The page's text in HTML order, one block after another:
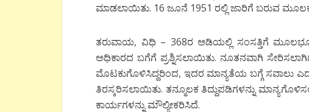
ಮಾಡಲಾಯಿತು. 16 ಜೂನೆ 1951 ರಲ್ಲಿ ಜಾರಿಗೆ ಬರುವ
ತರುವಾಯ, ವಿಧಿ – 368ರ ಅಡಿಯಲ್ಲಿ ಸಂಸತ್ತಿಗೆ
ಅಧಿಕಾರದ ಬಗೆಗೆ ಪ್ರಶ್ನಿಸಲಾಯಿತು. ನೂತನವಾಗಿ
ಮೊಟಕುಗೊಳಿಸಿದ್ದರಿಂದ, ಇದರ ಮಾನ್ಯತೆಯ ಬಗ್ಗೆ ಸವಾಲು
ತಿರಸ್ಕರಿಸಲಾಯಿತು. ತನ್ಮೂಲಕ ತಿದ್ದುಪಡಿಗಳನ್ನು
ಕಾರ್ಯಗಳನ್ನು ಮೌಲ್ಯೀಕರಿಸಿದೆ.